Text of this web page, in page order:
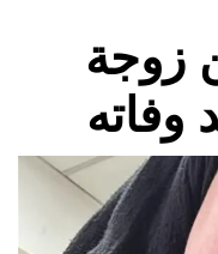
زوجة
وفاته